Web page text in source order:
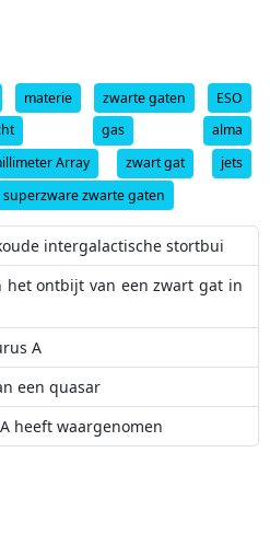
materie zwarte gaten
ESO
gas
alma
Array
zwart gat
jets
superzware zwarte gaten
intergalactische stortbui
het ontbijt van een zwart gat in
A
een quasar
heeft waargenomen
met Chili
nadere blik op de Toby Jugnevel